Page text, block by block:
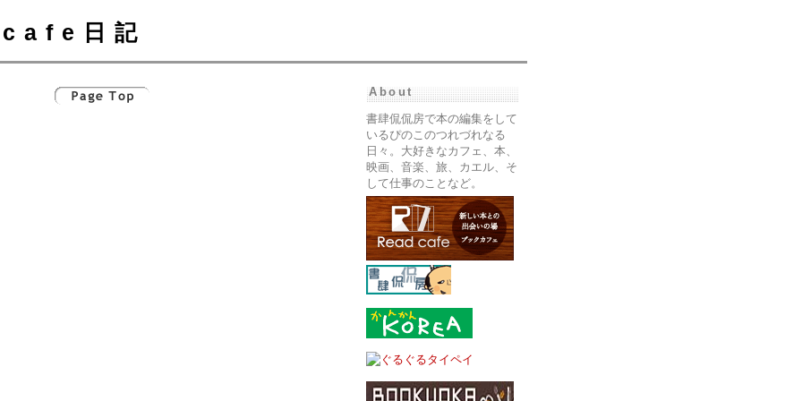
cafe日記
About
書肆侃侃房で本の編集をして
いるぴのこのつれづれなる
日々。大好きなカフェ、本、
映画、音楽、旅、カエル、そ
して仕事のことなど。